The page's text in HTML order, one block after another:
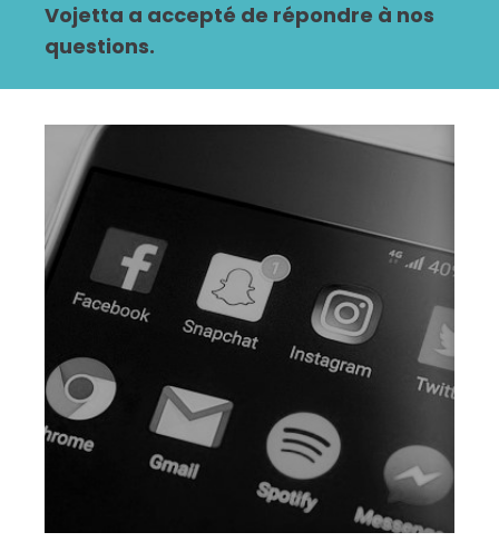
Vojetta a accepté de répondre à nos
questions.